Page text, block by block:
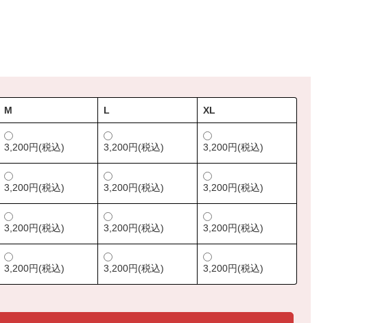
M L XL
3,200円(税込) 3,200円(税込) 3,200円(税込)
3,200円(税込) 3,200円(税込) 3,200円(税込)
3,200円(税込) 3,200円(税込) 3,200円(税込)
3,200円(税込) 3,200円(税込) 3,200円(税込)